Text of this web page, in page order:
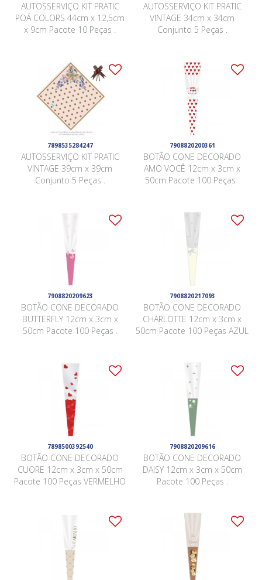
AUTOSSERVIÇO KIT PRATIC
POÁ COLORS 44cm x 12,5cm
x 9cm Pacote 10 Peças .
AUTOSSERVIÇO KIT PRATIC
VINTAGE 34cm x 34cm
Conjunto 5 Peças .
7898535284247
AUTOSSERVIÇO KIT PRATIC
VINTAGE 39cm x 39cm
Conjunto 5 Peças .
7908820200361
BOTÃO CONE DECORADO
AMO VOCÊ 12cm x 3cm x
50cm Pacote 100 Peças .
7908820209623
BOTÃO CONE DECORADO
BUTTERFLY 12cm x 3cm x
50cm Pacote 100 Peças .
7908820217093
BOTÃO CONE DECORADO
CHARLOTTE 12cm x 3cm x
50cm Pacote 100 Peças AZUL
7898500392540
BOTÃO CONE DECORADO
CUORE 12cm x 3cm x 50cm
Pacote 100 Peças VERMELHO
7908820209616
BOTÃO CONE DECORADO
DAISY 12cm x 3cm x 50cm
Pacote 100 Peças .